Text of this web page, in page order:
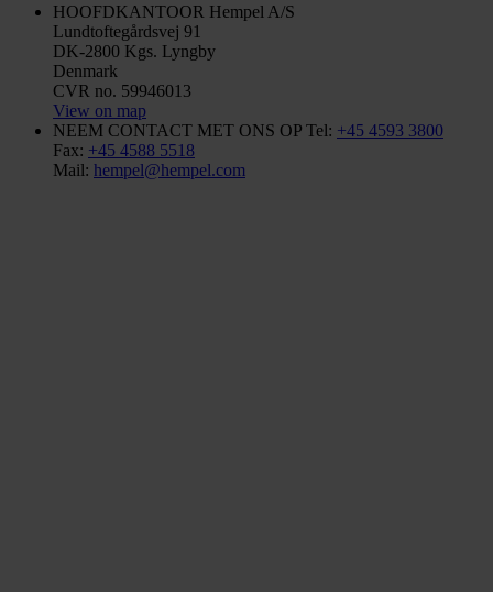
HOOFDKANTOOR Hempel A/S
Lundtoftegårdsvej 91
DK-2800 Kgs. Lyngby
Denmark
CVR no. 59946013
View on map
NEEM CONTACT MET ONS OP Tel: +45 4593 3800
Fax: +45 4588 5518
Mail: hempel@hempel.com